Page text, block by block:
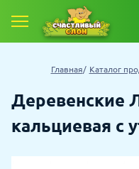
Главная Каталог
Деревенские
кальциевая с